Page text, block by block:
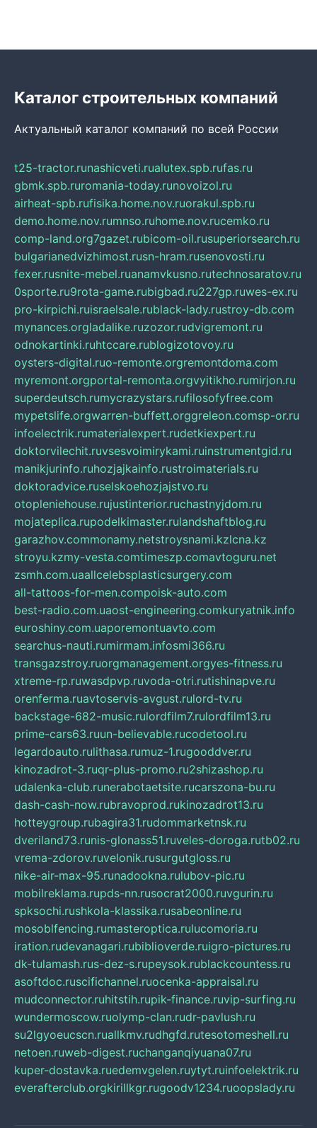
Каталог строительных компаний
Актуальный каталог компаний по всей России
t25-tractor.runashicveti.rualutex.spb.rufas.ru
gbmk.spb.ruromania-today.runovoizol.ru
airheat-spb.rufisika.home.nov.ruorakul.spb.ru
demo.home.nov.rumnso.ruhome.nov.rucemko.ru
comp-land.org7gazet.rubicom-oil.rusuperiorsearch.ru
bulgarianedvizhimost.rusn-hram.rusenovosti.ru
fexer.rusnite-mebel.ruanamvkusno.rutechnosaratov.ru
0sporte.ru9rota-game.rubigbad.ru227gp.ruwes-ex.ru
pro-kirpichi.ruisraelsale.rublack-lady.rustroy-db.com
mynances.orgladalike.ruzozor.rudvigremont.ru
odnokartinki.ruhtccare.rublogizotovoy.ru
oysters-digital.ruo-remonte.orgremontdoma.com
myremont.orgportal-remonta.orgvyitikho.rumirjon.ru
superdeutsch.rumycrazystars.rufilosofyfree.com
mypetslife.orgwarren-buffett.orggreleon.comsp-or.ru
infoelectrik.rumaterialexpert.rudetkiexpert.ru
doktorvilechit.ruvsesvoimirykami.ruinstrumentgid.ru
manikjurinfo.ruhozjajkainfo.rustroimaterials.ru
doktoradvice.ruselskoehozjajstvo.ru
otopleniehouse.rujustinterior.ruchastnyjdom.ru
mojateplica.rupodelkimaster.rulandshaftblog.ru
garazhov.commonamy.netstroysnami.kzlcna.kz
stroyu.kzmy-vesta.comtimeszp.comavtoguru.net
zsmh.com.uaallcelebsplasticsurgery.com
all-tattoos-for-men.compoisk-auto.com
best-radio.com.uaost-engineering.comkuryatnik.info
euroshiny.com.uaporemontuavto.com
searchus-nauti.rumirmam.infosmi366.ru
transgazstroy.ruorgmanagement.orgyes-fitness.ru
xtreme-rp.ruwasdpvp.ruvoda-otri.rutishinapve.ru
orenferma.ruavtoservis-avgust.rulord-tv.ru
backstage-682-music.rulordfilm7.rulordfilm13.ru
prime-cars63.ruun-believable.rucodetool.ru
legardoauto.rulithasa.rumuz-1.rugooddver.ru
kinozadrot-3.ruqr-plus-promo.ru2shizashop.ru
udalenka-club.runerabotaetsite.rucarszona-bu.ru
dash-cash-now.rubravoprod.rukinozadrot13.ru
hotteygroup.rubagira31.rudommarketnsk.ru
dveriland73.runis-glonass51.ruveles-doroga.rutb02.ru
vrema-zdorov.ruvelonik.rusurgutgloss.ru
nike-air-max-95.runadookna.rulubov-pic.ru
mobilreklama.rupds-nn.rusocrat2000.ruvgurin.ru
spksochi.rushkola-klassika.rusabeonline.ru
mosoblfencing.rumasteroptica.rulucomoria.ru
iration.rudevanagari.rubiblioverde.ruigro-pictures.ru
dk-tulamash.rus-dez-s.rupeysok.rublackcountess.ru
asoftdoc.ruscifichannel.ruocenka-appraisal.ru
mudconnector.ruhitstih.rupik-finance.ruvip-surfing.ru
wundermoscow.ruolymp-clan.rudr-pavlush.ru
su2lgyoeucscn.ruallkmv.rudhgfd.rutesotomeshell.ru
netoen.ruweb-digest.ruchanganqiyuana07.ru
kuper-dostavka.ruedemvgelen.ruytyt.ruinfoelektrik.ru
everafterclub.orgkirillkgr.rugoodv1234.ruoopslady.ru